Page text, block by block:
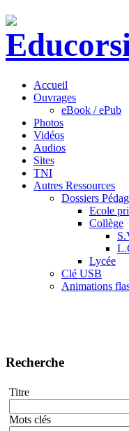
Accueil
Ouvrages
eBook / ePub
Photos
Vidéos
Audios
Sites
TNI
Autres Ressources
Dossiers
Ecole
Collège
Lycée
Clé USB
Animations
Recherche
Titre
Mots clés